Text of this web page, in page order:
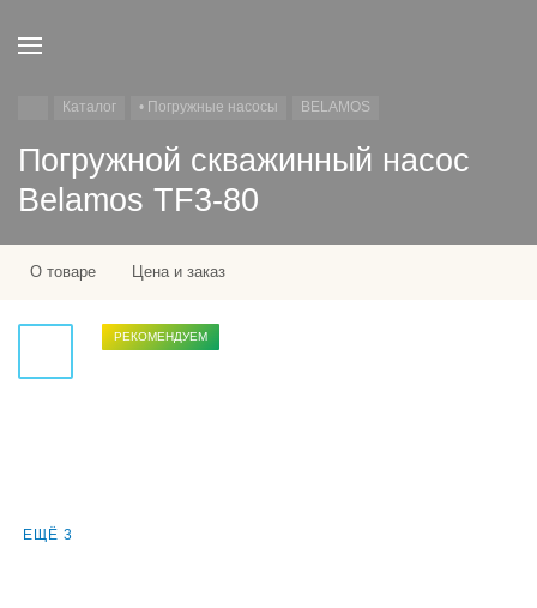
Каталог • Погружные насосы BELAMOS
Погружной скважинный насос
Belamos TF3-80
О товаре Цена и заказ
ЕЩЁ 3
РЕКОМЕНДУЕМ